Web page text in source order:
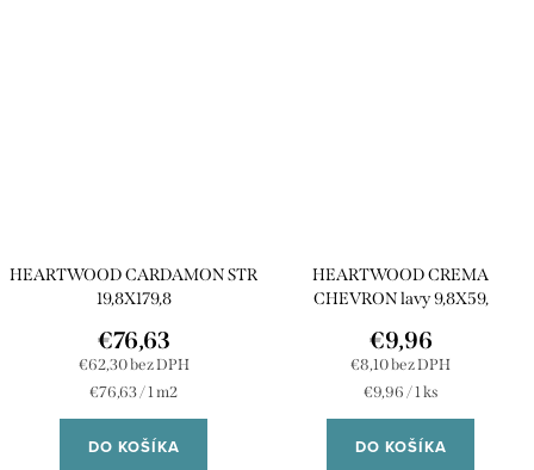
HEARTWOOD CARDAMON STR
19,8X179,8
€62,30 bez DPH
€76,63
Jednotková
cena:
€76,63 / 1 m2
DO KOŠÍKA
HEARTWOOD CREMA
CHEVRON lavy 9,8X59,
€8,10 bez DPH
€9,96
Jednotková
cena:
€9,96 / 1 ks
DO KOŠÍKA